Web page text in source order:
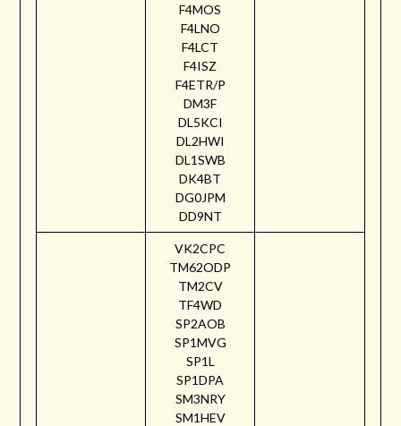
F4MOS
F4LNO
F4LCT
F4ISZ
F4ETR/P
DM3F
DL5KCI
DL2HWI
DL1SWB
DK4BT
DG0JPM
DD9NT
VK2CPC
TM62ODP
TM2CV
TF4WD
SP2AOB
SP1MVG
SP1L
SP1DPA
SM3NRY
SM1HEV